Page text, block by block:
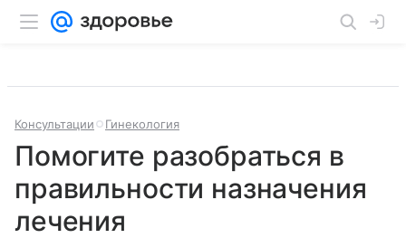
Консультации Гинекология
Помогите разобраться в
правильности назначения
лечения